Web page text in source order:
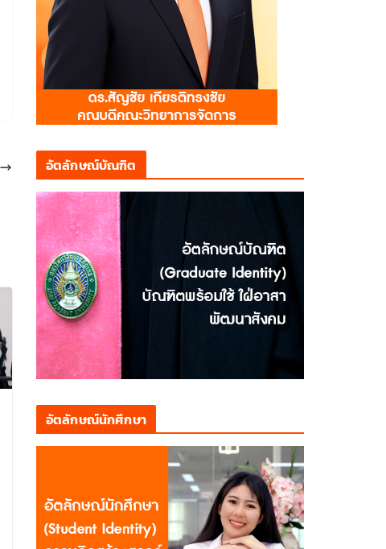
อัตลักษณ์บัณฑิต
อัตลักษณ์นักศึกษา